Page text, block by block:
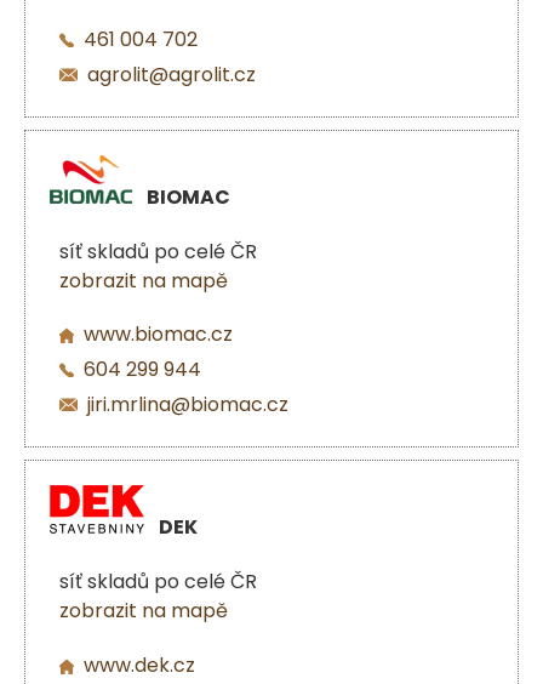
461 004 702
agrolit@agrolit.cz
BIOMAC
síť skladů po celé ČR
zobrazit na mapě
www.biomac.cz
604 299 944
jiri.mrlina@biomac.cz
DEK
síť skladů po celé ČR
zobrazit na mapě
www.dek.cz